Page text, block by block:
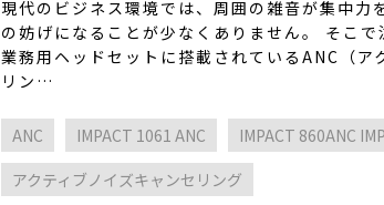
現代のビジネス環境では、周囲の雑音が集中力
の妨げになることが少なくありません。 そこで
業務用ヘッドセットに搭載されているANC（ア
リン…
ANC IMPACT 1061 ANC
IMPACT 860ANC
アクティブノイズキャンセリング